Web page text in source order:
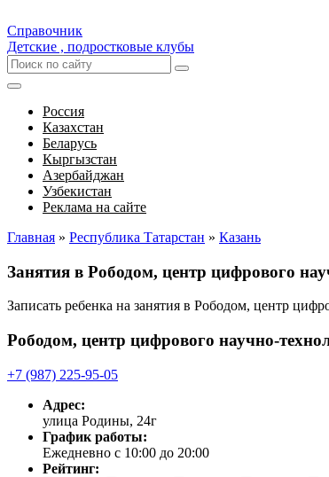
Справочник
Детские , подростковые клубы
Россия
Казахстан
Беларусь
Кыргызстан
Азербайджан
Узбекистан
Реклама на сайте
Главная » Республика Татарстан » Казань
Занятия в Рободом, центр цифрового
Записать ребенка на занятия в Рободом, центр
Рободом, центр цифрового научно-
+7 (987) 225-95-05
Адрес:
улица Родины, 24г
График работы:
Ежедневно с 10:00 до 20:00
Рейтинг: